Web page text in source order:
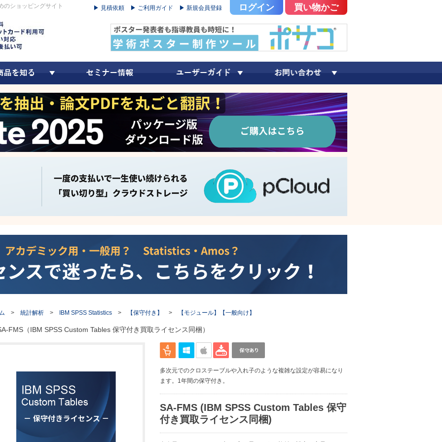
のショッピングサイト ▶ 見積依頼 ▶ ご利用ガイド ▶ 新規会員登録 ログイン 買い物かご
> 統計解析 > IBM SPSS Statistics > 【保守付き】 > 【モジュール】【一般向け】
FMS（IBM SPSS Custom Tables 保守付き買取ライセンス同梱）
多次元でのクロステーブルや入れ子のような複雑な設定が容易になり
ます。1年間の保守付き。
SA-FMS (IBM SPSS Custom Tables 保守
付き買取ライセンス同梱)